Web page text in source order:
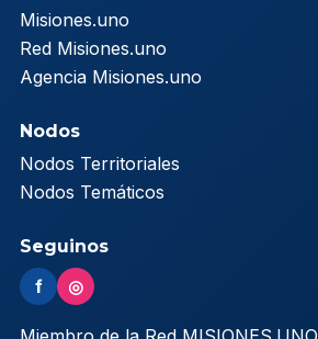
Misiones.uno
Red Misiones.uno
Agencia Misiones.uno
Nodos
Nodos Territoriales
Nodos Temáticos
Seguinos
f ◎